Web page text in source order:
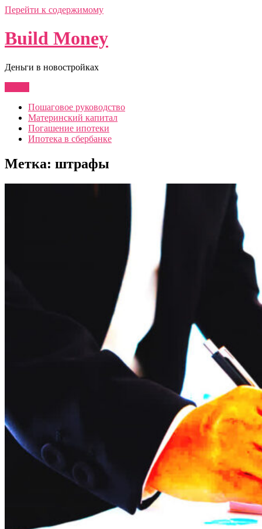
Перейти к содержимому
Build Money
Деньги в новостройках
Пошаговое руководство
Материнский капитал
Погашение ипотеки
Ипотека в сбербанке
Метка: штрафы